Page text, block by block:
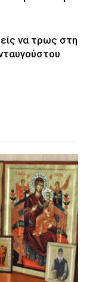
να τρως στη